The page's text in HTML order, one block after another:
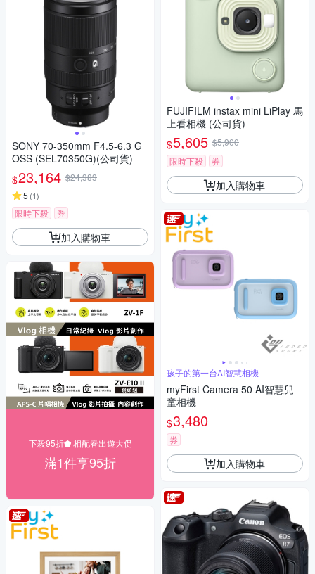
SONY 70-350mm F4.5-6.3 G
OSS (SEL70350G)(公司貨)
$23,164 $24,383
5 (1)
限時下殺 券
加入購物車
下殺95折⬟ 相配春出遊大促
滿1件享95折
FUJIFILM instax mini LiPlay 馬
上看相機 (公司貨)
$5,605 $5,900
限時下殺
券
加入購物車
孩子的第一台AI智慧相機
myFirst Camera 50 AI智慧兒
童相機
$3,480
券
加入購物車